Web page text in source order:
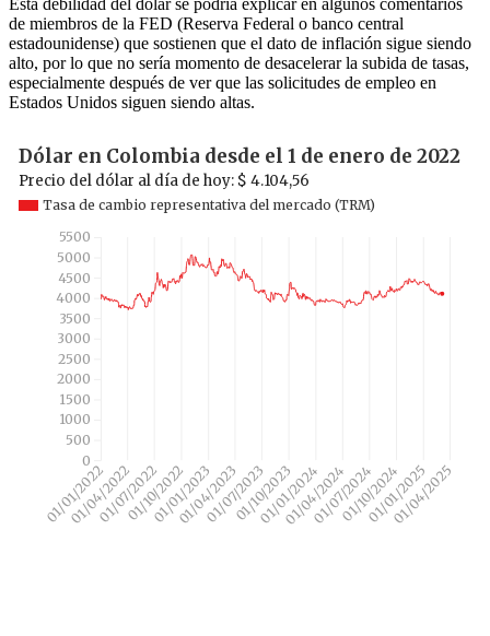
de miembros de la FED (Reserva Federal o banco central
estadounidense) que sostienen que el dato de inflación sigue siendo
alto, por lo que no sería momento de desacelerar la subida de tasas,
especialmente después de ver que las solicitudes de empleo en
Estados Unidos siguen siendo altas.